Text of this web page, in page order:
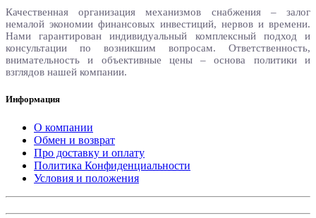
Качественная организация механизмов снабжения – залог
немалой экономии финансовых инвестиций, нервов и времени.
Нами гарантирован индивидуальный комплексный подход и
консультации по возникшим вопросам. Ответственность,
внимательность и объективные цены – основа политики и
взглядов нашей компании.
Информация
О компании
Обмен и возврат
Про доставку и оплату
Политика Конфиденциальности
Условия и положения